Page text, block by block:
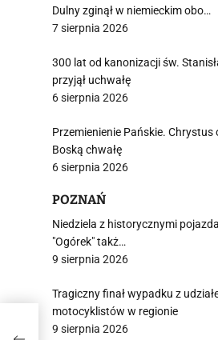
Dulny zginął w niemieckim obo…
7 sierpnia 2026
300 lat od kanonizacji św.
przyjął uchwałę
6 sierpnia 2026
Przemienienie Pańskie. Chrystus
Boską chwałę
6 sierpnia 2026
POZNAŃ
Niedziela z historycznymi
"Ogórek" takż…
9 sierpnia 2026
Tragiczny finał wypadku z
motocyklistów w regionie
9 sierpnia 2026